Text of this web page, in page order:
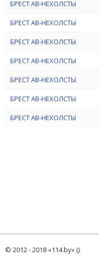
БРЕСТ АВ-НЕХОЛСТЫ
БРЕСТ АВ-НЕХОЛСТЫ
БРЕСТ АВ-НЕХОЛСТЫ
БРЕСТ АВ-НЕХОЛСТЫ
БРЕСТ АВ-НЕХОЛСТЫ
БРЕСТ АВ-НЕХОЛСТЫ
БРЕСТ АВ-НЕХОЛСТЫ
© 2012 - 2018 «114.by» ()